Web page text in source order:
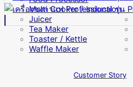
Multi Cooker / Induction
Juicer
Tea Maker
Toaster / Kettle
Waffle Maker
Customer Story